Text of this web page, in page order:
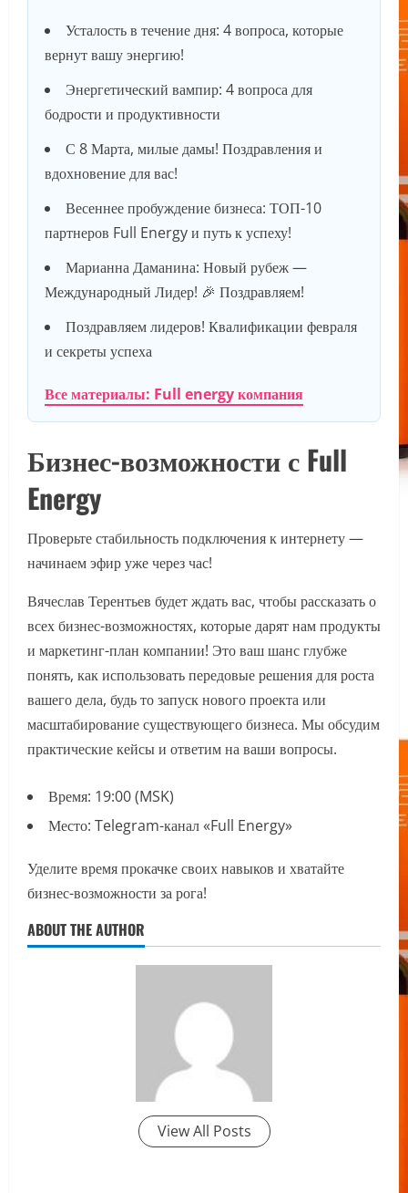
Усталость в течение дня: 4 вопроса, которые
вернут вашу энергию!
Энергетический вампир: 4 вопроса для
бодрости и продуктивности
С 8 Марта, милые дамы! Поздравления и
вдохновение для вас!
Весеннее пробуждение бизнеса: ТОП-10
партнеров Full Energy и путь к успеху!
Марианна Даманина: Новый рубеж —
Международный Лидер! 🎉 Поздравляем!
Поздравляем лидеров! Квалификации февраля
и секреты успеха
Все материалы: Full energy компания
Бизнес-возможности с Full
Energy
Проверьте стабильность подключения к интернету —
начинаем эфир уже через час!
Вячеслав Терентьев будет ждать вас, чтобы рассказать о
всех бизнес-возможностях, которые дарят нам продукты
и маркетинг-план компании! Это ваш шанс глубже
понять, как использовать передовые решения для роста
вашего дела, будь то запуск нового проекта или
масштабирование существующего бизнеса. Мы обсудим
практические кейсы и ответим на ваши вопросы.
Время: 19:00 (MSK)
Место: Telegram-канал «Full Energy»
Уделите время прокачке своих навыков и хватайте
бизнес-возможности за рога!
ABOUT THE AUTHOR
View All Posts